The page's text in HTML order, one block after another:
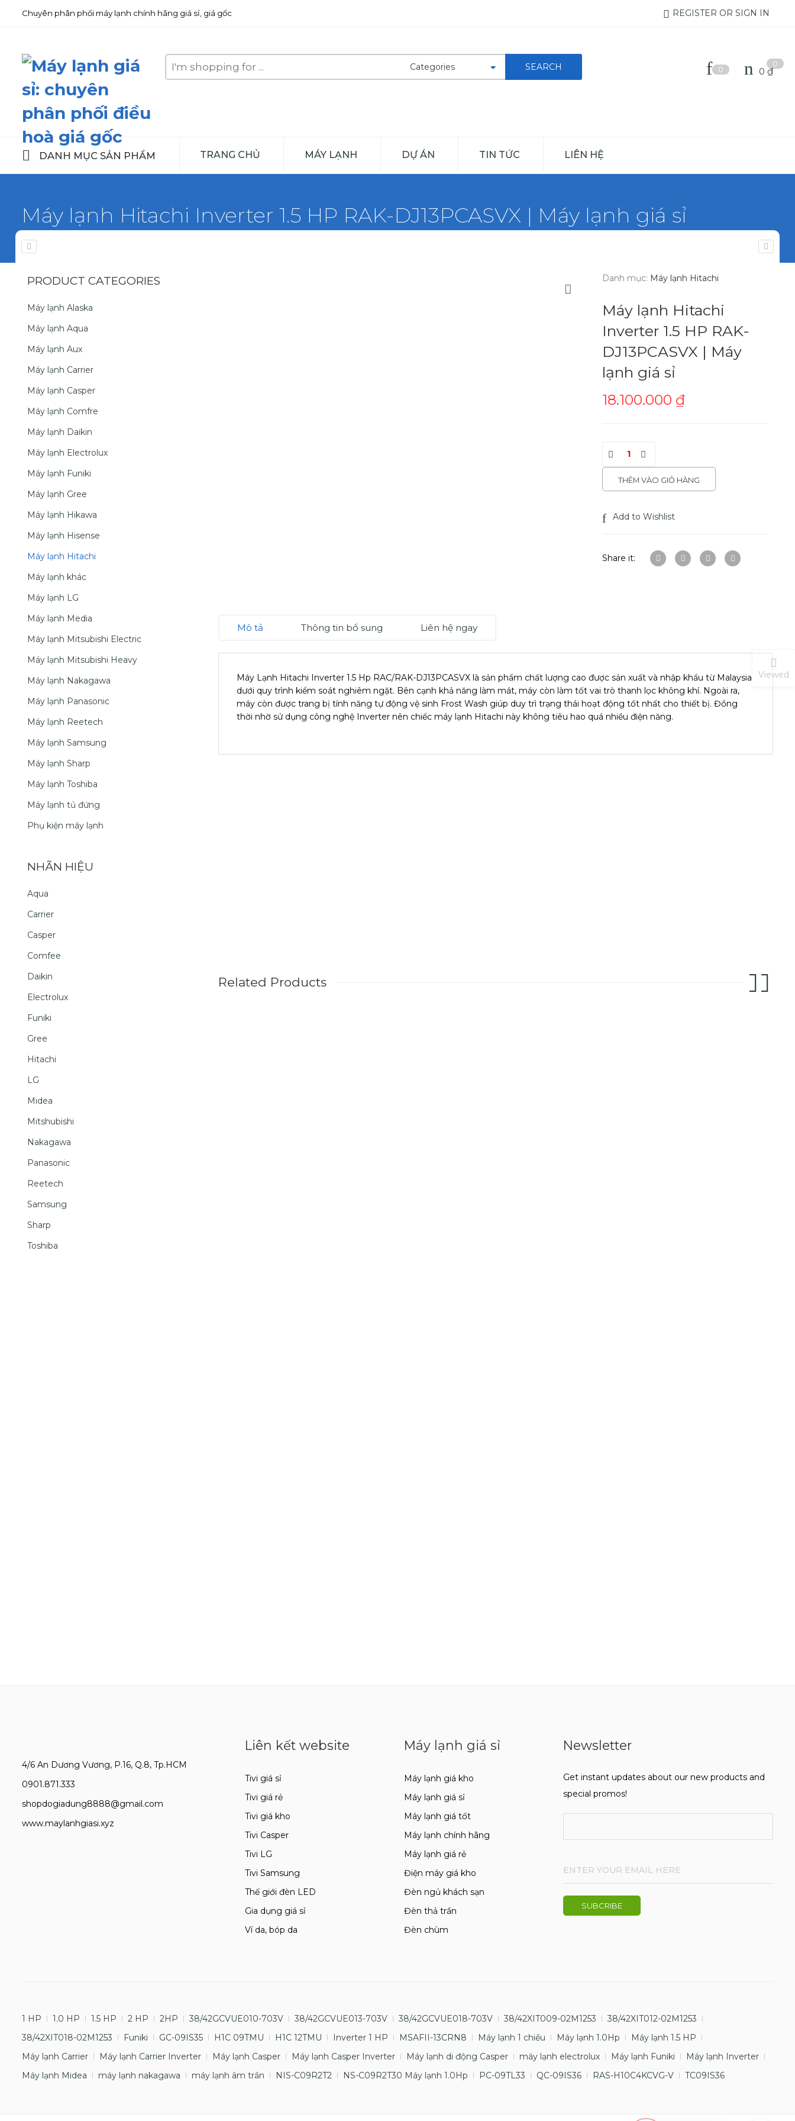
Chuyên phân phối máy lạnh chính hãng giá sỉ, giá gốc REGISTER OR SIGN IN
Search
here
0
0
0₫
DANH MỤC SẢN PHẨM TRANG CHỦ MÁY LẠNH DỰ ÁN TIN TỨC LIÊN HỆ
Máy lạnh Hitachi Inverter 1.5 HP RAK-DJ13PCASVX | Máy lạnh giá sỉ
Home
Danh mục: Máy lạnh Hitachi
Máy lạnh Hitachi
Inverter 1.5 HP RAK-
DJ13PCASVX | Máy
lạnh giá sỉ
18.100.000 ₫
THÊM VÀO GIỎ HÀNG
Add to Wishlist
Share it:
Mô tả Thông tin bổ sung Liên hệ ngay
Máy Lạnh Hitachi Inverter 1.5 Hp RAC/RAK-DJ13PCASVX là sản phẩm chất lượng cao được sản xuất và nhập khẩu từ Malaysia
dưới quy trình kiểm soát nghiêm ngặt. Bên cạnh khả năng làm mát, máy còn làm tốt vai trò thanh lọc không khí. Ngoài ra,
máy còn được trang bị tính năng tự động vệ sinh Frost Wash giúp duy trì trạng thái hoạt động tốt nhất cho thiết bị. Đồng
thời nhờ sử dụng công nghệ Inverter nên chiếc máy lạnh Hitachi này không tiêu hao quá nhiều điện năng.
Related Products
PRODUCT CATEGORIES
Máy lạnh Alaska
Máy lạnh Aqua
Máy lạnh Aux
Máy lạnh Carrier
Máy lạnh Casper
Máy lạnh Comfre
Máy lạnh Daikin
Máy lạnh Electrolux
Máy lạnh Funiki
Máy lạnh Gree
Máy lạnh Hikawa
Máy lạnh Hisense
Máy lạnh Hitachi
Máy lạnh khác
Máy lạnh LG
Máy lạnh Media
Máy lạnh Mitsubishi Electric
Máy lạnh Mitsubishi Heavy
Máy lạnh Nakagawa
Máy lạnh Panasonic
Máy lạnh Reetech
Máy lạnh Samsung
Máy lạnh Sharp
Máy lạnh Toshiba
Máy lạnh tủ đứng
Phụ kiện máy lạnh
NHÃN HIỆU
Aqua
Carrier
Casper
Comfee
Daikin
Electrolux
Funiki
Gree
Hitachi
LG
Midea
Mitshubishi
Nakagawa
Panasonic
Reetech
Samsung
Sharp
Toshiba
4/6 An Dương Vương, P.16, Q.8, Tp.HCM
0901.871.333
shopdogiadung8888@gmail.com
www.maylanhgiasi.xyz
Liên kết website
Tivi giá sỉ
Tivi giá rẻ
Tivi giá kho
Tivi Casper
Tivi LG
Tivi Samsung
Thế giới đèn LED
Gia dụng giá sỉ
Ví da, bóp da
Máy lạnh giá sỉ
Máy lạnh giá kho
Máy lạnh giá sỉ
Máy lạnh giá tốt
Máy lạnh chính hãng
Máy lạnh giá rẻ
Điện máy giá kho
Đèn ngủ khách sạn
Đèn thả trần
Đèn chùm
Newsletter
Get instant updates about our new products and
special promos!
1 HP 1.0 HP 1.5 HP 2 HP 2HP 38/42GCVUE010-703V 38/42GCVUE013-703V 38/42GCVUE018-703V 38/42XIT009-02M1253
38/42XIT012-02M1253
38/42XIT018-02M1253
Funiki GC-09IS35 H1C 09TMU H1C 12TMU Inverter 1 HP MSAFII-13CRN8 Máy lạnh 1 chiều Máy lạnh 1.0Hp
Máy lạnh 1.5 HP
Máy lạnh Carrier
Máy lạnh Carrier Inverter Máy lạnh Casper Máy lạnh Casper Inverter Máy lạnh di động Casper máy lạnh electrolux Máy lạnh Funiki
Máy lạnh Inverter
Máy lạnh Midea
máy lạnh nakagawa máy lạnh âm trần NIS-C09R2T2 NS-C09R2T30 Máy lạnh 1.0Hp PC-09TL33 QC-09IS36 RAS-H10C4KCVG-V TC09IS36
Viewed